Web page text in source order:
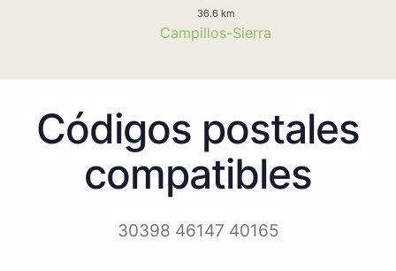
36.6 km
Campillos-Sierra
Códigos postales
compatibles
30398 46147 40165